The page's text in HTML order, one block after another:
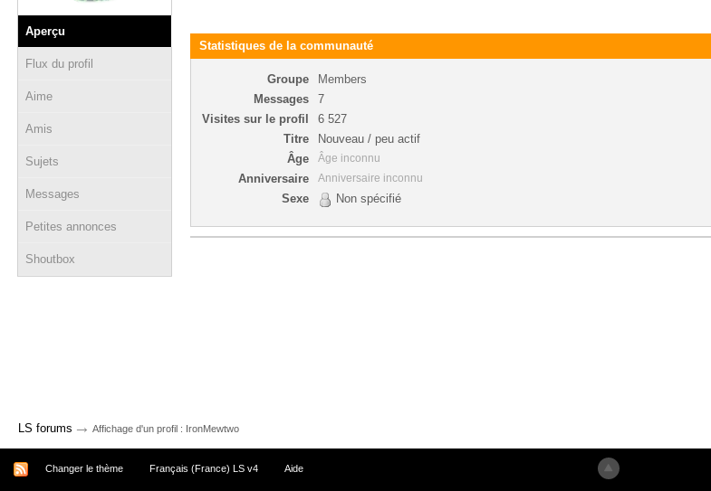
Aperçu
Flux du profil
Aime
Amis
Sujets
Messages
Petites annonces
Shoutbox
Statistiques de la communauté
Groupe
Members
Messages
7
Visites sur le profil
6 527
Titre
Nouveau / peu actif
Âge
Âge inconnu
Anniversaire Anniversaire inconnu
Sexe Non spécifié
LS forums → Affichage d'un profil : IronMewtwo
Changer le thème Français (France) LS v4 Aide